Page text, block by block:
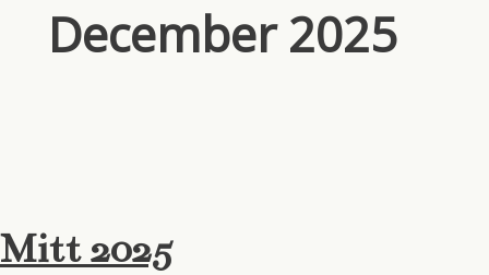
December 2025
Mitt 2025